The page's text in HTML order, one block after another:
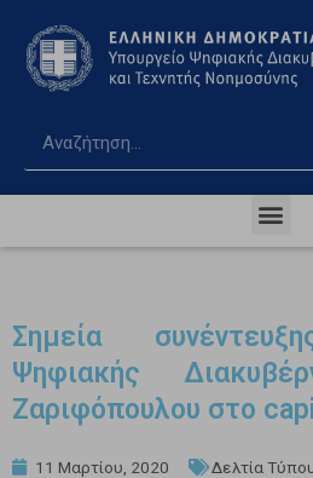
Σημεία
Ψηφιακής
Ζαριφόπουλου στο
11 Μαρτίου, 2020 Δελτία